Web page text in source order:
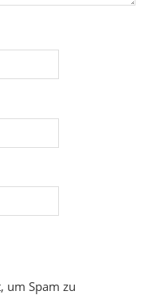
um Spam zu